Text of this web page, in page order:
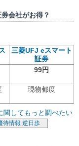
会社がお得？
三菱UFJ eスマート
証券
99円
現物都度
関してもっと調べたい
待情報 逆日歩